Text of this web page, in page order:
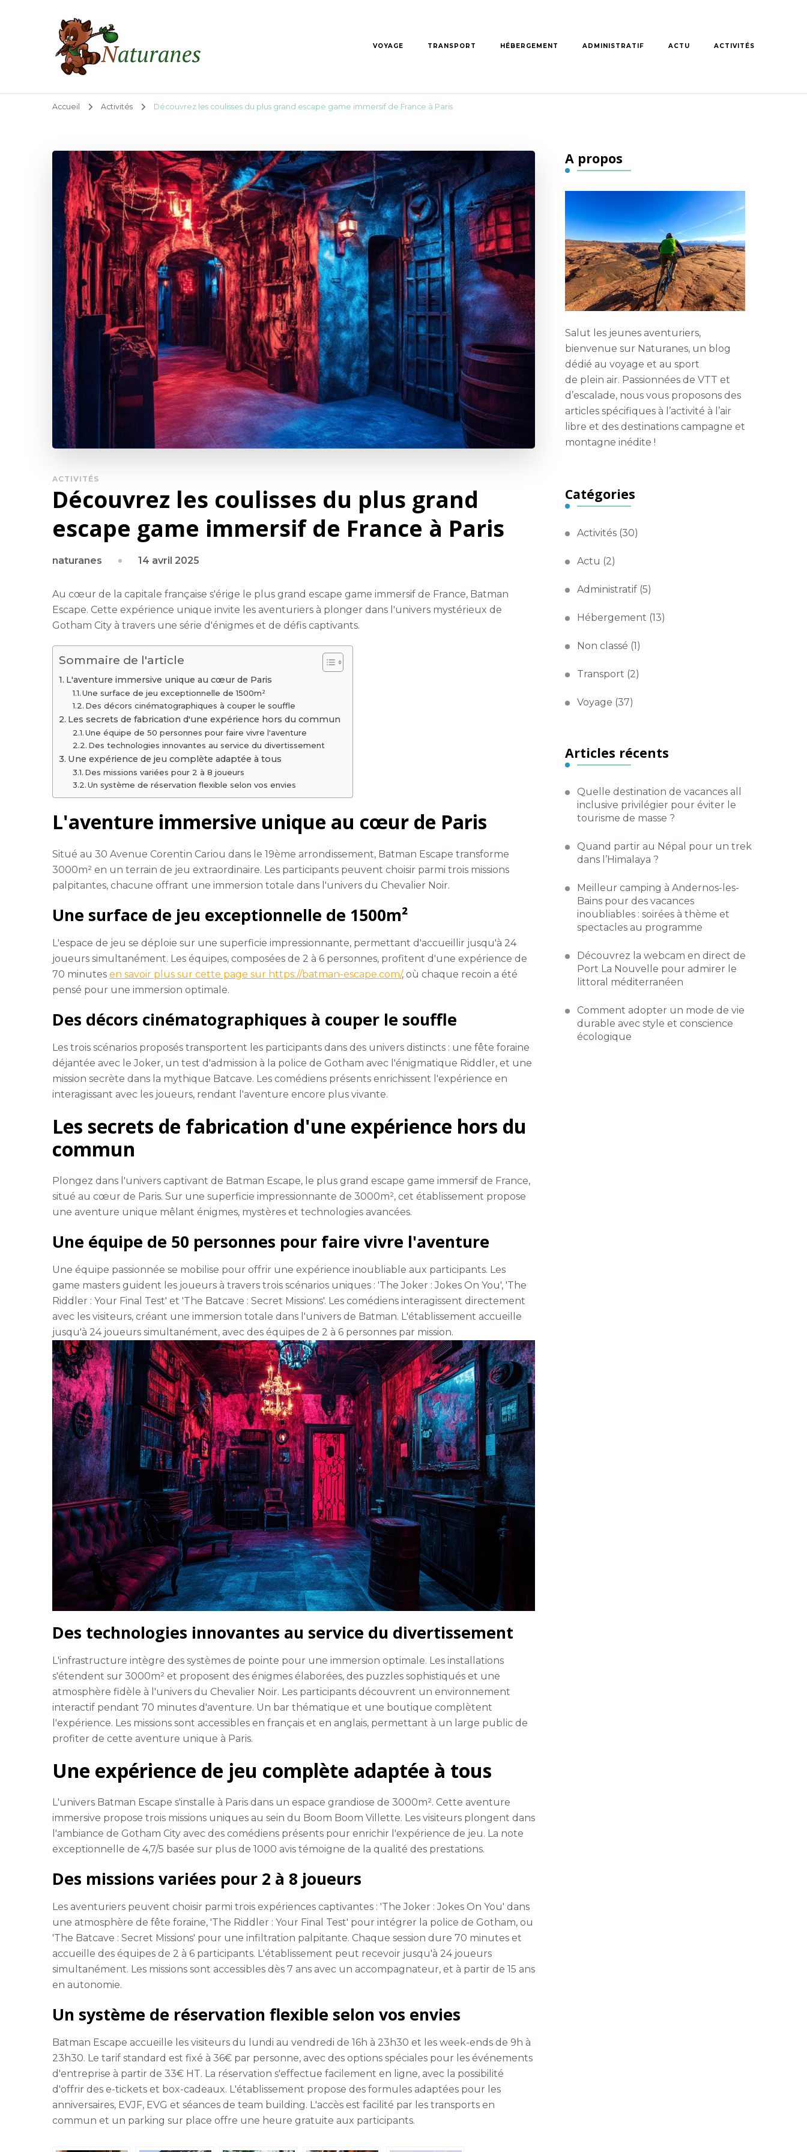
Naturanes
VOYAGE TRANSPORT HÉBERGEMENT ADMINISTRATIF ACTU ACTIVITÉS
Accueil Activités Découvrez les coulisses du plus grand escape game immersif de France à Paris
ACTIVITÉS
Découvrez les coulisses du plus grand
escape game immersif de France à Paris
naturanes 14 avril 2025
Au cœur de la capitale française s'érige le plus grand escape game immersif de France, Batman
Escape. Cette expérience unique invite les aventuriers à plonger dans l'univers mystérieux de
Gotham City à travers une série d'énigmes et de défis captivants.
Sommaire de l'article
L'aventure immersive unique au cœur de Paris
Une surface de jeu exceptionnelle de 1500m²
Des décors cinématographiques à couper le souffle
Les secrets de fabrication d'une expérience hors du commun
Une équipe de 50 personnes pour faire vivre l'aventure
Des technologies innovantes au service du divertissement
Une expérience de jeu complète adaptée à tous
Des missions variées pour 2 à 8 joueurs
Un système de réservation flexible selon vos envies
L'aventure immersive unique au cœur de Paris
Situé au 30 Avenue Corentin Cariou dans le 19ème arrondissement, Batman Escape transforme
3000m² en un terrain de jeu extraordinaire. Les participants peuvent choisir parmi trois missions
palpitantes, chacune offrant une immersion totale dans l'univers du Chevalier Noir.
Une surface de jeu exceptionnelle de 1500m²
L'espace de jeu se déploie sur une superficie impressionnante, permettant d'accueillir jusqu'à 24
joueurs simultanément. Les équipes, composées de 2 à 6 personnes, profitent d'une expérience de
70 minutes en savoir plus sur cette page sur https://batman-escape.com/, où chaque recoin a été
pensé pour une immersion optimale.
Des décors cinématographiques à couper le souffle
Les trois scénarios proposés transportent les participants dans des univers distincts : une fête foraine
déjantée avec le Joker, un test d'admission à la police de Gotham avec l'énigmatique Riddler, et une
mission secrète dans la mythique Batcave. Les comédiens présents enrichissent l'expérience en
interagissant avec les joueurs, rendant l'aventure encore plus vivante.
Les secrets de fabrication d'une expérience hors du
commun
Plongez dans l'univers captivant de Batman Escape, le plus grand escape game immersif de France,
situé au cœur de Paris. Sur une superficie impressionnante de 3000m², cet établissement propose
une aventure unique mêlant énigmes, mystères et technologies avancées.
Une équipe de 50 personnes pour faire vivre l'aventure
Une équipe passionnée se mobilise pour offrir une expérience inoubliable aux participants. Les
game masters guident les joueurs à travers trois scénarios uniques : 'The Joker : Jokes On You', 'The
Riddler : Your Final Test' et 'The Batcave : Secret Missions'. Les comédiens interagissent directement
avec les visiteurs, créant une immersion totale dans l'univers de Batman. L'établissement accueille
jusqu'à 24 joueurs simultanément, avec des équipes de 2 à 6 personnes par mission.
Des technologies innovantes au service du divertissement
L'infrastructure intègre des systèmes de pointe pour une immersion optimale. Les installations
s'étendent sur 3000m² et proposent des énigmes élaborées, des puzzles sophistiqués et une
atmosphère fidèle à l'univers du Chevalier Noir. Les participants découvrent un environnement
interactif pendant 70 minutes d'aventure. Un bar thématique et une boutique complètent
l'expérience. Les missions sont accessibles en français et en anglais, permettant à un large public de
profiter de cette aventure unique à Paris.
Une expérience de jeu complète adaptée à tous
L'univers Batman Escape s'installe à Paris dans un espace grandiose de 3000m². Cette aventure
immersive propose trois missions uniques au sein du Boom Boom Villette. Les visiteurs plongent dans
l'ambiance de Gotham City avec des comédiens présents pour enrichir l'expérience de jeu. La note
exceptionnelle de 4,7/5 basée sur plus de 1000 avis témoigne de la qualité des prestations.
Des missions variées pour 2 à 8 joueurs
Les aventuriers peuvent choisir parmi trois expériences captivantes : 'The Joker : Jokes On You' dans
une atmosphère de fête foraine, 'The Riddler : Your Final Test' pour intégrer la police de Gotham, ou
'The Batcave : Secret Missions' pour une infiltration palpitante. Chaque session dure 70 minutes et
accueille des équipes de 2 à 6 participants. L'établissement peut recevoir jusqu'à 24 joueurs
simultanément. Les missions sont accessibles dès 7 ans avec un accompagnateur, et à partir de 15 ans
en autonomie.
Un système de réservation flexible selon vos envies
Batman Escape accueille les visiteurs du lundi au vendredi de 16h à 23h30 et les week-ends de 9h à
23h30. Le tarif standard est fixé à 36€ par personne, avec des options spéciales pour les événements
d'entreprise à partir de 33€ HT. La réservation s'effectue facilement en ligne, avec la possibilité
d'offrir des e-tickets et box-cadeaux. L'établissement propose des formules adaptées pour les
anniversaires, EVJF, EVG et séances de team building. L'accès est facilité par les transports en
commun et un parking sur place offre une heure gratuite aux participants.
A propos
Salut les jeunes aventuriers,
bienvenue sur Naturanes, un blog
dédié au voyage et au sport
de plein air. Passionnées de VTT et
d’escalade, nous vous proposons des
articles spécifiques à l’activité à l’air
libre et des destinations campagne et
montagne inédite !
Catégories
Activités (30)
Actu (2)
Administratif (5)
Hébergement (13)
Non classé (1)
Transport (2)
Voyage (37)
Articles récents
Quelle destination de vacances all
inclusive privilégier pour éviter le
tourisme de masse ?
Quand partir au Népal pour un trek
dans l’Himalaya ?
Meilleur camping à Andernos-les-
Bains pour des vacances
inoubliables : soirées à thème et
spectacles au programme
Découvrez la webcam en direct de
Port La Nouvelle pour admirer le
littoral méditerranéen
Comment adopter un mode de vie
durable avec style et conscience
écologique